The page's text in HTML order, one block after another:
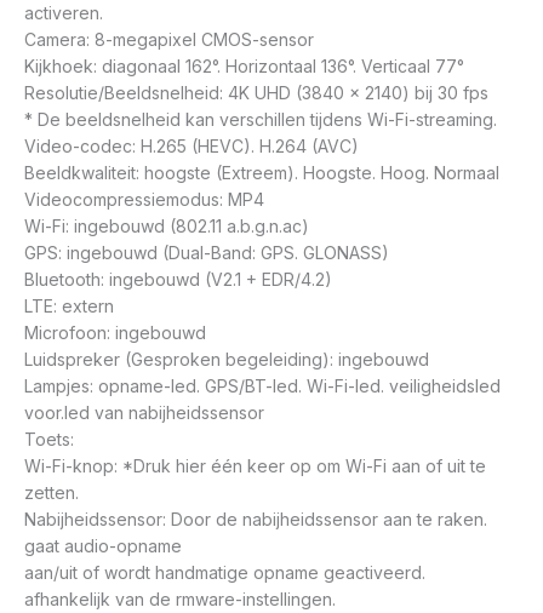
activeren.
Camera: 8-megapixel CMOS-sensor
Kijkhoek: diagonaal 162°. Horizontaal 136°. Verticaal 77°
Resolutie/Beeldsnelheid: 4K UHD (3840 x 2140) bij 30 fps
* De beeldsnelheid kan verschillen tijdens Wi-Fi-streaming.
Video-codec: H.265 (HEVC). H.264 (AVC)
Beeldkwaliteit: hoogste (Extreem). Hoogste. Hoog. Normaal
Videocompressiemodus: MP4
Wi-Fi: ingebouwd (802.11 a.b.g.n.ac)
GPS: ingebouwd (Dual-Band: GPS. GLONASS)
Bluetooth: ingebouwd (V2.1 + EDR/4.2)
LTE: extern
Microfoon: ingebouwd
Luidspreker (Gesproken begeleiding): ingebouwd
Lampjes: opname-led. GPS/BT-led. Wi-Fi-led. veiligheidsled
voor.led van nabijheidssensor
Toets:
Wi-Fi-knop: *Druk hier één keer op om Wi-Fi aan of uit te
zetten.
Nabijheidssensor: Door de nabijheidssensor aan te raken.
gaat audio-opname
aan/uit of wordt handmatige opname geactiveerd.
afhankelijk van de rmware-instellingen.